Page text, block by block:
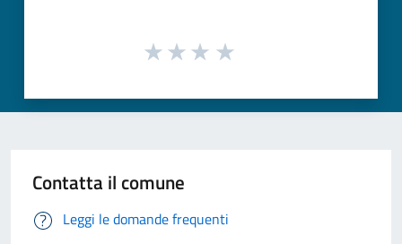
Contatta il comune
Leggi le domande frequenti